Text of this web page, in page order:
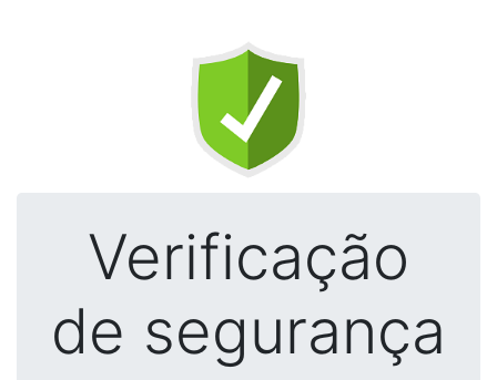
Verificação
de segurança